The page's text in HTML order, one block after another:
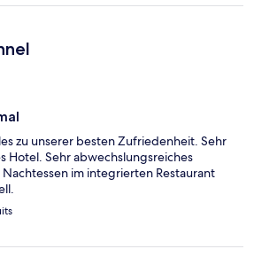
zu unserer besten Zufriedenheit. Sehr
Hotel. Sehr abwechslungsreiches
im integrierten Restaurant